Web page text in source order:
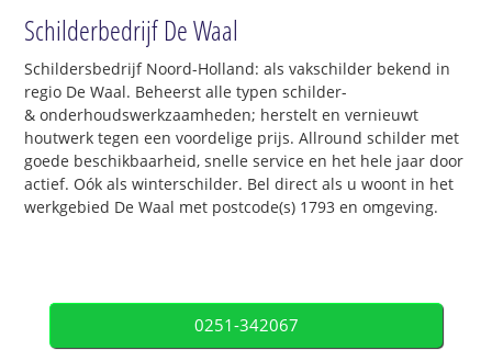
Schilderbedrijf De Waal
Schildersbedrijf Noord-Holland: als vakschilder bekend in
regio De Waal. Beheerst alle typen schilder-
& onderhoudswerkzaamheden; herstelt en vernieuwt
houtwerk tegen een voordelige prijs. Allround schilder met
goede beschikbaarheid, snelle service en het hele jaar door
actief. Oók als winterschilder. Bel direct als u woont in het
werkgebied De Waal met postcode(s) 1793 en omgeving.
0251-342067